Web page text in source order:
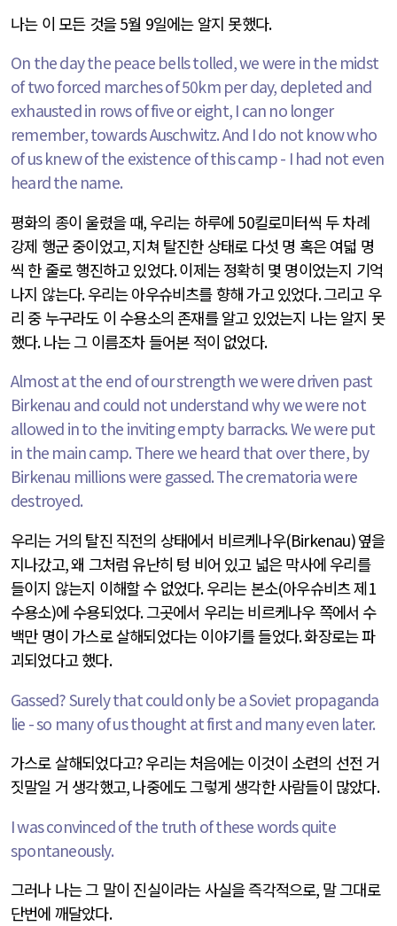
나는 이 모든 것을5월 9일에는 알지 못했다.
On the day the peace bells tolled, we were in the midst
of two forced marches of 50km per day, depleted and
exhausted in rows of five or eight, I can no longer
remember, towards Auschwitz. And I do not know who
of us knew of the existence of this camp - I had not even
heard the name.
평화의 종이 울렸을 때, 우리는 하루에 50킬로미터씩 두 차례
강제 행군 중이었고,지쳐 탈진한 상태로 다섯 명 혹은 여덟 명
씩 한 줄로 행진하고 있었다.이제는 정확히 몇 명이었는지 기억
나지 않는다.우리는 아우슈비츠를 향해 가고 있었다.그리고 우
리 중 누구라도 이 수용소의 존재를 알고 있었는지 나는 알지 못
했다.나는 그 이름조차 들어본 적이 없었다.
Almost at the end of our strength we were driven past
Birkenau and could not understand why we were not
allowed in to the inviting empty barracks. We were put
in the main camp. There we heard that over there, by
Birkenau millions were gassed. The crematoria were
destroyed.
우리는 거의 탈진 직전의 상태에서 비르케나우(Birkenau)옆을
지나갔고,왜 그처럼 유난히 텅 비어 있고 넓은 막사에 우리를
들이지 않는지 이해할 수 없었다.우리는 본소(아우슈비츠 제1
수용소)에 수용되었다.그곳에서 우리는 비르케나우 쪽에서 수
백만 명이 가스로 살해되었다는 이야기를 들었다.화장로는 파
괴되었다고 했다.
Gassed? Surely that could only be a Soviet propaganda
lie - so many of us thought at first and many even later.
가스로 살해되었다고?우리는 처음에는 이것이 소련의 선전 거
짓말일 거 생각했고,나중에도 그렇게 생각한 사람들이 많았다.
I was convinced of the truth of these words quite
spontaneously.
그러나 나는 그 말이 진실이라는 사실을 즉각적으로, 말 그대로
단번에 깨달았다.